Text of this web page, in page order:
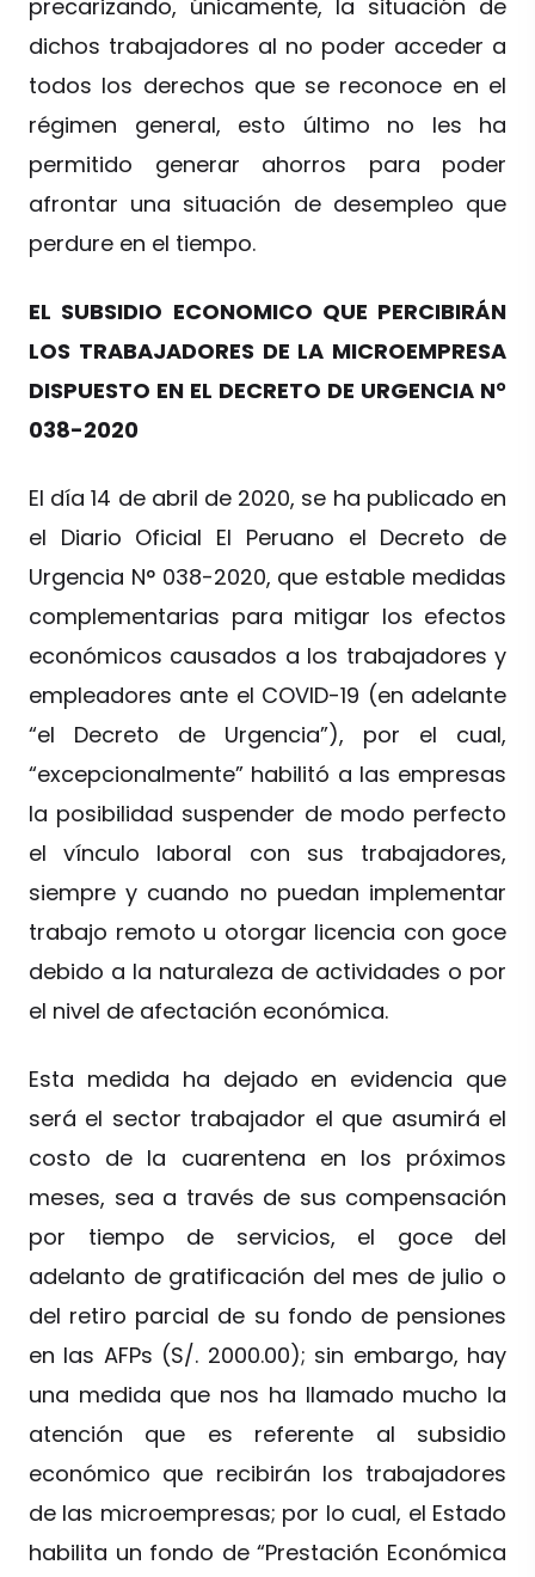
precarizando, únicamente, la situación de
dichos trabajadores al no poder acceder a
todos los derechos que se reconoce en el
régimen general, esto último no les ha
permitido generar ahorros para poder
afrontar una situación de desempleo que
perdure en el tiempo.
EL SUBSIDIO ECONOMICO QUE PERCIBIRÁN
LOS TRABAJADORES DE LA MICROEMPRESA
DISPUESTO EN EL DECRETO DE URGENCIA N°
038-2020
El día 14 de abril de 2020, se ha publicado en
el Diario Oficial El Peruano el Decreto de
Urgencia N° 038-2020, que estable medidas
complementarias para mitigar los efectos
económicos causados a los trabajadores y
empleadores ante el COVID-19 (en adelante
“el Decreto de Urgencia”), por el cual,
“excepcionalmente” habilitó a las empresas
la posibilidad suspender de modo perfecto
el vínculo laboral con sus trabajadores,
siempre y cuando no puedan implementar
trabajo remoto u otorgar licencia con goce
debido a la naturaleza de actividades o por
el nivel de afectación económica.
Esta medida ha dejado en evidencia que
será el sector trabajador el que asumirá el
costo de la cuarentena en los próximos
meses, sea a través de sus compensación
por tiempo de servicios, el goce del
adelanto de gratificación del mes de julio o
del retiro parcial de su fondo de pensiones
en las AFPs (S/. 2000.00); sin embargo, hay
una medida que nos ha llamado mucho la
atención que es referente al subsidio
económico que recibirán los trabajadores
de las microempresas; por lo cual, el Estado
habilita un fondo de “Prestación Económica